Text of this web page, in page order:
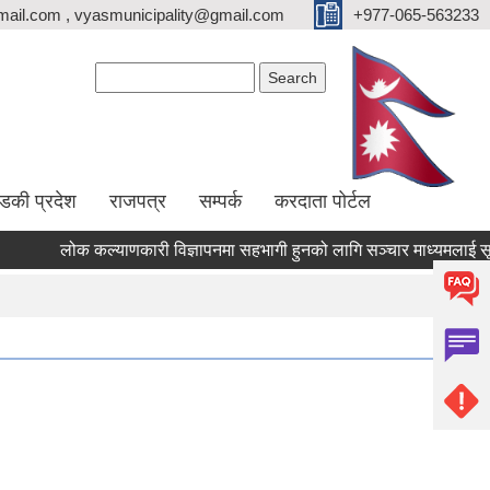
, vyasmunicipality@gmail.com +977-065-563233
प्रदेश राजपत्र सम्पर्क करदाता पोर्टल
लोक कल्याणकारी विज्ञापनमा सहभागी हुनको लागि सञ्चार माध्यमलाई